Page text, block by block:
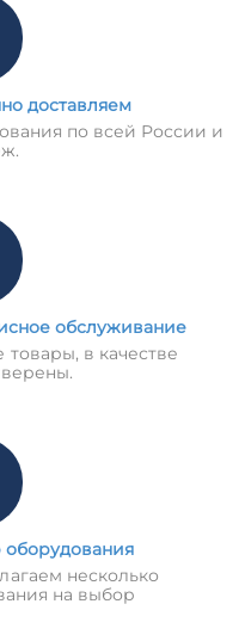
доставляем
по всей России и
обслуживание
в качестве
несколько
на выбор